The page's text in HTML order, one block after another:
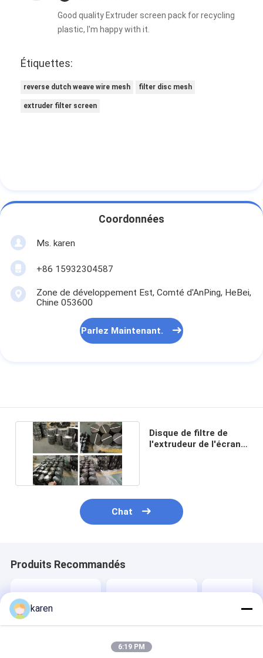
Good quality Extruder screen pack for recycling
plastic, I'm happy with it.
Étiquettes:
reverse dutch weave wire mesh filter disc mesh
extruder filter screen
Coordonnées
Ms. karen
+86 15932304587
Zone de développement Est, Comté d'AnPing, HeBei,
Chine 053600
Parlez Maintenant.
Disque de filtre de
l'extrudeur de l'écran
Chat
Produits Recommandés
karen
6:19 PM